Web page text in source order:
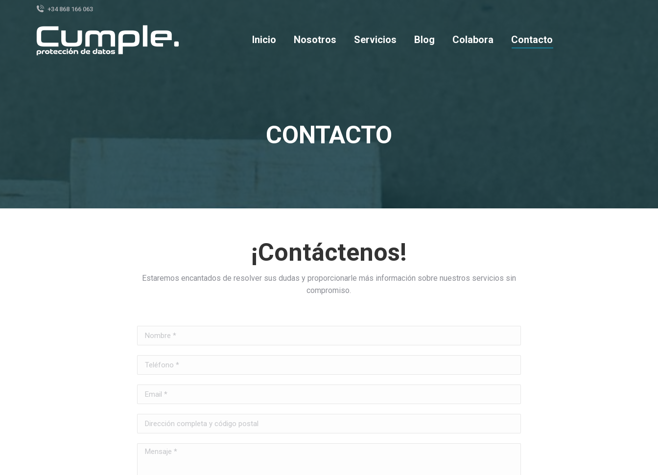
+34 868 166 063
Inicio Nosotros Servicios Blog Colabora Contacto
CONTACTO
¡Contáctenos!
Estaremos encantados de resolver sus dudas y proporcionarle más información sobre nuestros servicios sin
compromiso.